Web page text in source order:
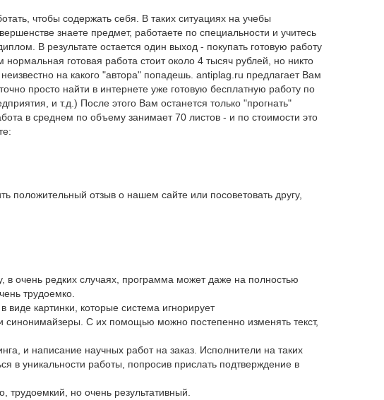
чтобы содержать себя. В таких ситуациях на учебы
знаете предмет, работаете по специальности и учитесь
В результате остается один выход - покупать готовую работу
готовая работа стоит около 4 тысяч рублей, но никто
на какого "автора" попадешь. antiplag.ru предлагает Вам
просто найти в интернете уже готовую бесплатную работу по
и т.д.) После этого Вам останется только "прогнать"
в среднем по объему занимает 70 листов - и по стоимости это
отзыв о нашем сайте или посоветовать другу,
в очень редких случаях, программа может даже на полностью
трудоемко.
картинки, которые система игнорирует
С их помощью можно постепенно изменять текст,
и написание научных работ на заказ. Исполнители на таких
в уникальности работы, попросив прислать подтверждение в
но очень результативный.